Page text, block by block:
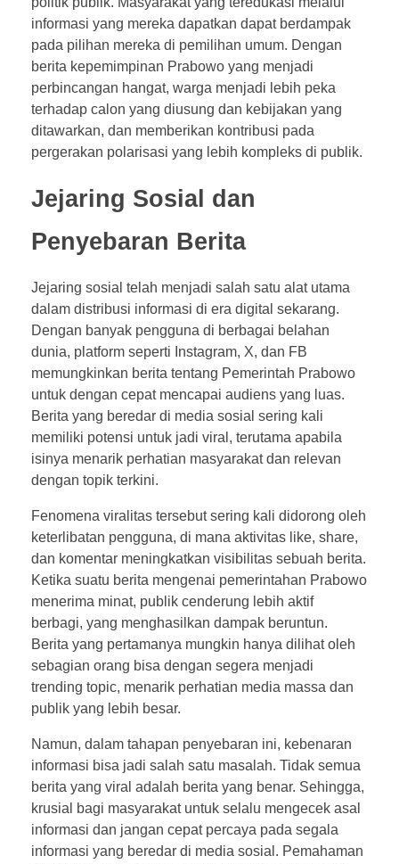
K
a
l
a
n
g
a
informasi yang mereka dapatkan dapat berdampak
pada pilihan mereka di pemilihan umum. Dengan
berita kepemimpinan Prabowo yang menjadi
perbincangan hangat, warga menjadi lebih peka
terhadap calon yang diusung dan kebijakan yang
ditawarkan, dan memberikan kontribusi pada
pergerakan polarisasi yang lebih kompleks di publik.
Jejaring Sosial dan
Penyebaran Berita
Jejaring sosial telah menjadi salah satu alat utama
dalam distribusi informasi di era digital sekarang.
Dengan banyak pengguna di berbagai belahan
dunia, platform seperti Instagram, X, dan FB
memungkinkan berita tentang Pemerintah Prabowo
untuk dengan cepat mencapai audiens yang luas.
Berita yang beredar di media sosial sering kali
memiliki potensi untuk jadi viral, terutama apabila
isinya menarik perhatian masyarakat dan relevan
dengan topik terkini.
Fenomena viralitas tersebut sering kali didorong oleh
keterlibatan pengguna, di mana aktivitas like, share,
dan komentar meningkatkan visibilitas sebuah berita.
Ketika suatu berita mengenai pemerintahan Prabowo
menerima minat, publik cenderung lebih aktif
berbagi, yang menghasilkan dampak beruntun.
Berita yang pertamanya mungkin hanya dilihat oleh
sebagian orang bisa dengan segera menjadi
trending topic, menarik perhatian media massa dan
publik yang lebih besar.
Namun, dalam tahapan penyebaran ini, kebenaran
informasi bisa jadi salah satu masalah. Tidak semua
berita yang viral adalah berita yang benar. Sehingga,
krusial bagi masyarakat untuk selalu mengecek asal
informasi dan jangan cepat percaya pada segala
informasi yang beredar di media sosial. Pemahaman